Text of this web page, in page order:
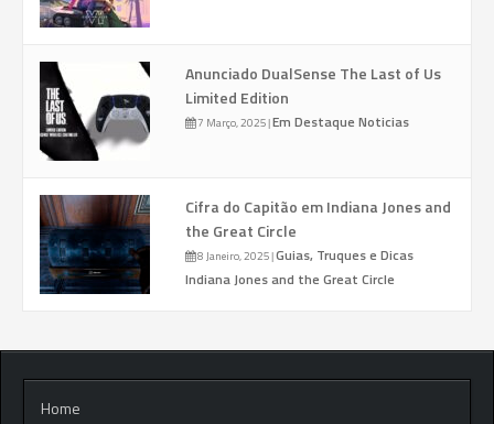
Anunciado DualSense The Last of Us
Limited Edition
7 Março, 2025|Em Destaque Noticias
Cifra do Capitão em Indiana Jones and
the Great Circle
8 Janeiro, 2025|Guias, Truques e Dicas
Indiana Jones and the Great Circle
Home